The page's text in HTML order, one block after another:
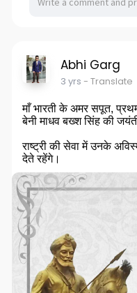
Abhi Garg
3 yrs - Translate
माँ भारती के अमर सपूत,
बेनी माधव बख्श सिंह की
राष्ट्री की सेवा में उनके
देते रहेंगे।